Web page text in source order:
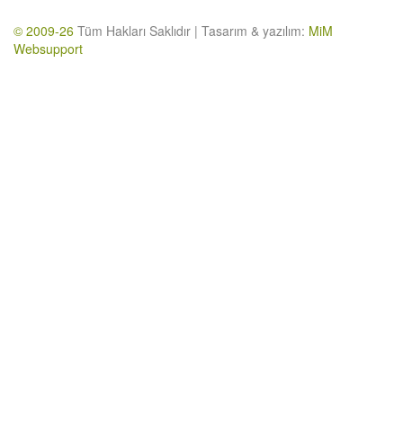
© 2009-26 Tüm Hakları Saklıdır | Tasarım & yazılım: MiM
Websupport